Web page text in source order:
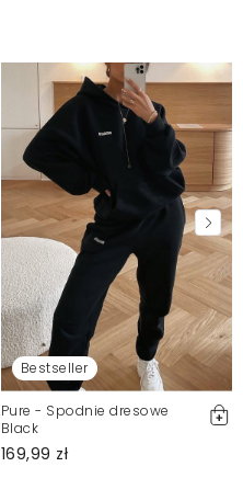
Bestseller
Pure - Spodnie dresowe
Black
169,99 zł